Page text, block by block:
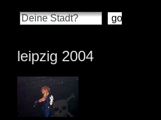
leipzig 2004